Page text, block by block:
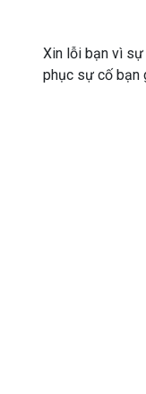
Xin lỗi bạn vì sự
phục sự cố bạn